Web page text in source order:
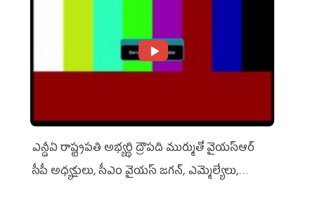
ఎన్డీఏ రాష్ట్ర‌ప‌తి అభ్య‌ర్థి ద్రౌప‌ది ముర్ముతో వైయ‌స్ఆర్
సీపీ అధ్య‌క్షులు, సీఎం వైయ‌స్ జ‌గ‌న్, ఎమ్మెల్యేలు,